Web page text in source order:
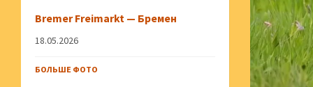
Bremer Freimarkt — Бремен
18.05.2026
БОЛЬШЕ ФОТО